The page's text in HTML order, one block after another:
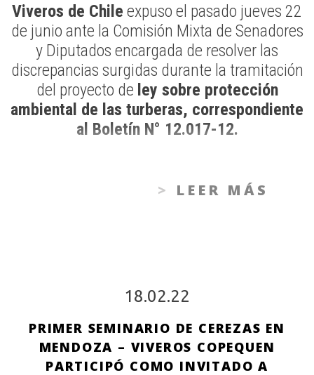
Viveros de Chile expuso el pasado jueves 22
de junio ante la Comisión Mixta de Senadores
y Diputados encargada de resolver las
discrepancias surgidas durante la tramitación
del proyecto de ley sobre protección
ambiental de las turberas, correspondiente
al Boletín N° 12.017-12.
LEER MÁS
18.02.22
PRIMER SEMINARIO DE CEREZAS EN
MENDOZA – VIVEROS COPEQUEN
PARTICIPÓ COMO INVITADO A